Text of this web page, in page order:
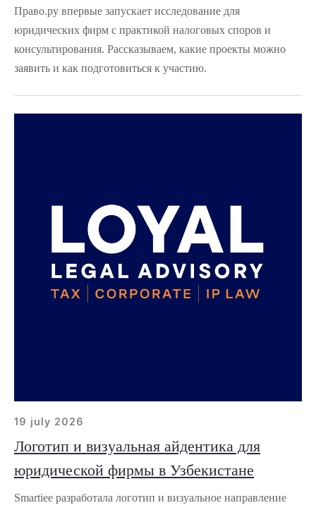
Право.ру впервые запускает исследование для
юридических фирм с практикой налоговых споров и
консультирования. Рассказываем, какие проекты можно
заявить и как подготовиться к участию.
19 july 2026
Логотип и визуальная айдентика для
юридической фирмы в Узбекистане
Smartiee разработала логотип и визуальное направление